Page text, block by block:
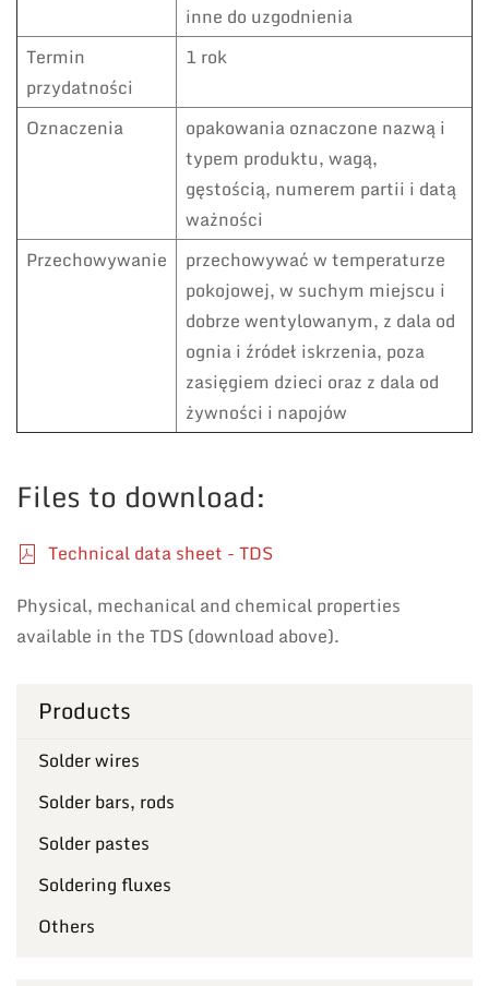
inne do uzgodnienia
Termin
przydatności
1 rok
Oznaczenia
opakowania oznaczone nazwą i
typem produktu, wagą,
gęstością, numerem partii i datą
ważności
Przechowywanie
przechowywać w temperaturze
pokojowej, w suchym miejscu i
dobrze wentylowanym, z dala od
ognia i źródeł iskrzenia, poza
zasięgiem dzieci oraz z dala od
żywności i napojów
Files to download:
Technical data sheet - TDS
Physical, mechanical and chemical properties
available in the TDS (download above).
Products
Solder wires
Solder bars, rods
Solder pastes
Soldering fluxes
Others